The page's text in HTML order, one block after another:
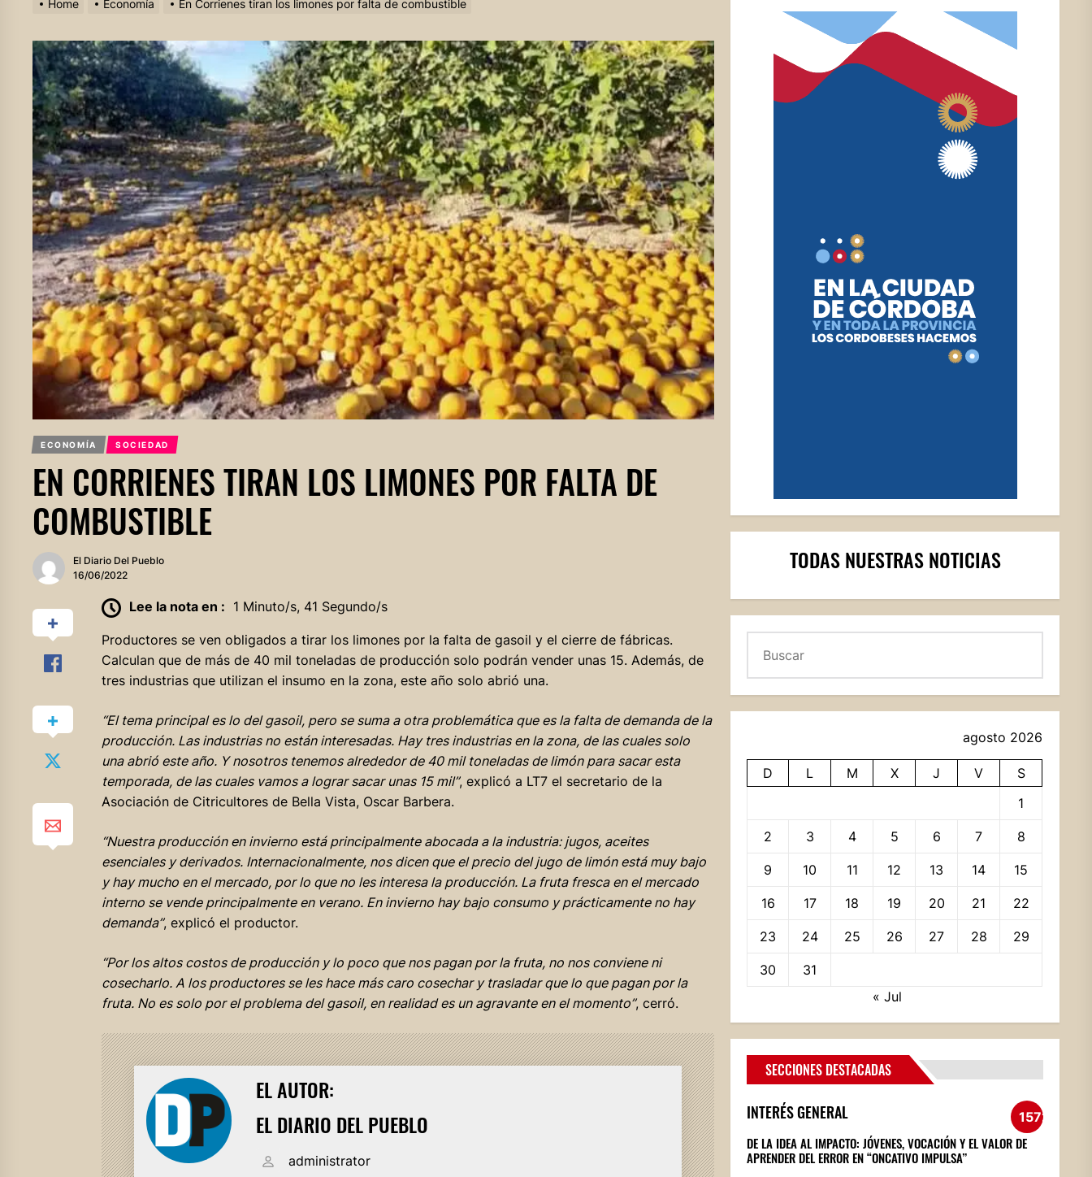
Home Economía En Corrienes tiran los limones por falta de combustible
ECONOMÍA SOCIEDAD
EN CORRIENES TIRAN LOS LIMONES POR FALTA DE
COMBUSTIBLE
El Diario Del Pueblo
16/06/2022
Lee la nota en : 1 Minuto/s, 41 Segundo/s
Productores se ven obligados a tirar los limones por la falta de gasoil y el cierre de fábricas.
Calculan que de más de 40 mil toneladas de producción solo podrán vender unas 15. Además, de
tres industrias que utilizan el insumo en la zona, este año solo abrió una.
“El tema principal es lo del gasoil, pero se suma a otra problemática que es la falta de demanda de la
producción. Las industrias no están interesadas. Hay tres industrias en la zona, de las cuales solo
una abrió este año. Y nosotros tenemos alrededor de 40 mil toneladas de limón para sacar esta
temporada, de las cuales vamos a lograr sacar unas 15 mil”, explicó a LT7 el secretario de la
Asociación de Citricultores de Bella Vista, Oscar Barbera.
“Nuestra producción en invierno está principalmente abocada a la industria: jugos, aceites
esenciales y derivados. Internacionalmente, nos dicen que el precio del jugo de limón está muy bajo
y hay mucho en el mercado, por lo que no les interesa la producción. La fruta fresca en el mercado
interno se vende principalmente en verano. En invierno hay bajo consumo y prácticamente no hay
demanda”, explicó el productor.
“Por los altos costos de producción y lo poco que nos pagan por la fruta, no nos conviene ni
cosecharlo. A los productores se les hace más caro cosechar y trasladar que lo que pagan por la
fruta. No es solo por el problema del gasoil, en realidad es un agravante en el momento”, cerró.
EL AUTOR:
EL DIARIO DEL PUEBLO
administrator
TODAS NUESTRAS NOTICIAS
agosto 2026
D L M X J V
S
1
2 3 4 5 6 7 8
9 10 11 12 13 14 15
16 17 18 19 20 21 22
23 24 25 26 27 28 29
30
31
« Jul
SECCIONES DESTACADAS
INTERÉS GENERAL 1572
DE LA IDEA AL IMPACTO: JÓVENES, VOCACIÓN Y EL VALOR DE
APRENDER DEL ERROR EN “ONCATIVO IMPULSA”